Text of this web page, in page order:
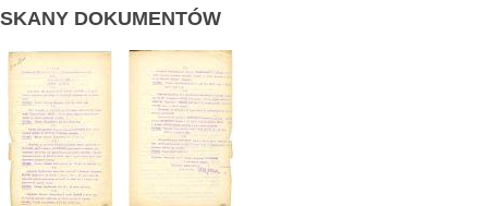
SKANY DOKUMENTÓW